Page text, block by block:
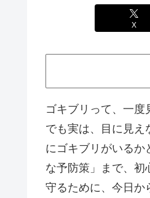
X
ゴキブリって、一度
でも実は、目に見
にゴキブリがいるか
な予防策」まで、初
守るために、今日か